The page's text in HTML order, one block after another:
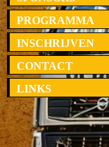
PROGRAMMA
INSCHRIJVEN
CONTACT
LINKS